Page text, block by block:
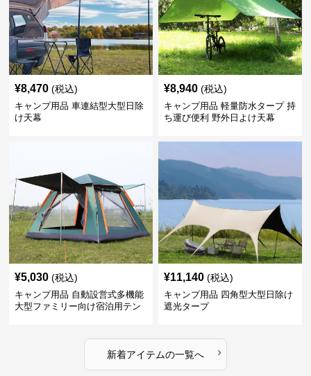
¥8,470 (税込)
キャンプ用品 車連結型大型日除
け天幕
¥8,940 (税込)
キャンプ用品 軽量防水タープ 持
ち運び便利 野外日よけ天幕
¥5,030 (税込)
キャンプ用品 自動設営式多機能
大型ファミリー向け宿泊用テン
¥11,140 (税込)
キャンプ用品 四角型大型日除け
遮光タープ
新着アイテムの一覧へ ›